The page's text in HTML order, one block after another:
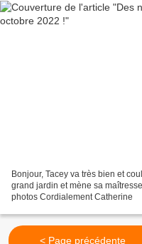
Bonjour, Tacey va très bien et
grand jardin et mène sa
photos Cordialement Catherine
< Page précédente